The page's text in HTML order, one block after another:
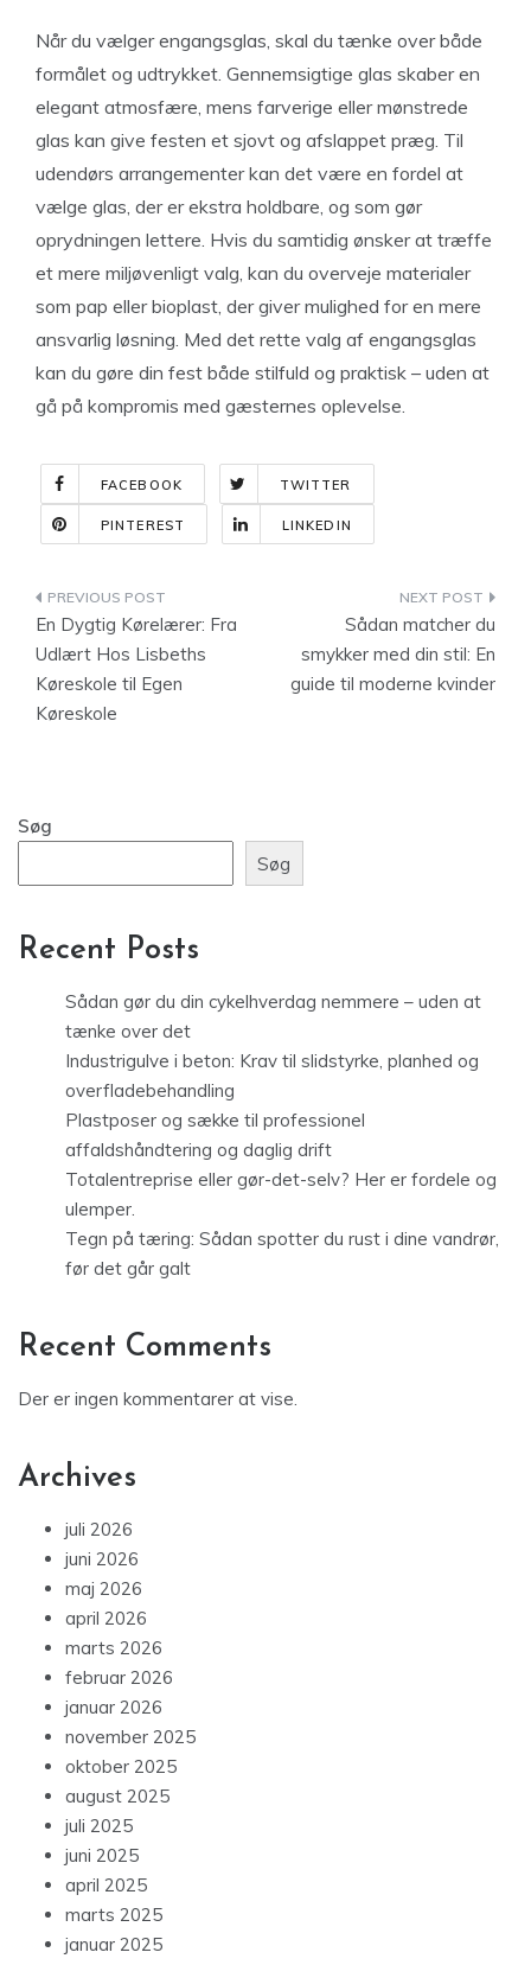
Når du vælger engangsglas, skal du tænke over både
formålet og udtrykket. Gennemsigtige glas skaber en
elegant atmosfære, mens farverige eller mønstrede
glas kan give festen et sjovt og afslappet præg. Til
udendørs arrangementer kan det være en fordel at
vælge glas, der er ekstra holdbare, og som gør
oprydningen lettere. Hvis du samtidig ønsker at træffe
et mere miljøvenligt valg, kan du overveje materialer
som pap eller bioplast, der giver mulighed for en mere
ansvarlig løsning. Med det rette valg af engangsglas
kan du gøre din fest både stilfuld og praktisk – uden at
gå på kompromis med gæsternes oplevelse.
FACEBOOK TWITTER
PINTEREST LINKEDIN
Indlægsnavigation
En Dygtig Kørelærer: Fra
Udlært Hos Lisbeths
Køreskole til Egen
Køreskole
Sådan matcher du
smykker med din stil: En
guide til moderne kvinder
Søg
Søg
Recent Posts
Sådan gør du din cykelhverdag nemmere – uden at
tænke over det
Industrigulve i beton: Krav til slidstyrke, planhed og
overfladebehandling
Plastposer og sække til professionel
affaldshåndtering og daglig drift
Totalentreprise eller gør-det-selv? Her er fordele og
ulemper.
Tegn på tæring: Sådan spotter du rust i dine vandrør,
før det går galt
Recent Comments
Der er ingen kommentarer at vise.
Archives
juli 2026
juni 2026
maj 2026
april 2026
marts 2026
februar 2026
januar 2026
november 2025
oktober 2025
august 2025
juli 2025
juni 2025
april 2025
marts 2025
januar 2025